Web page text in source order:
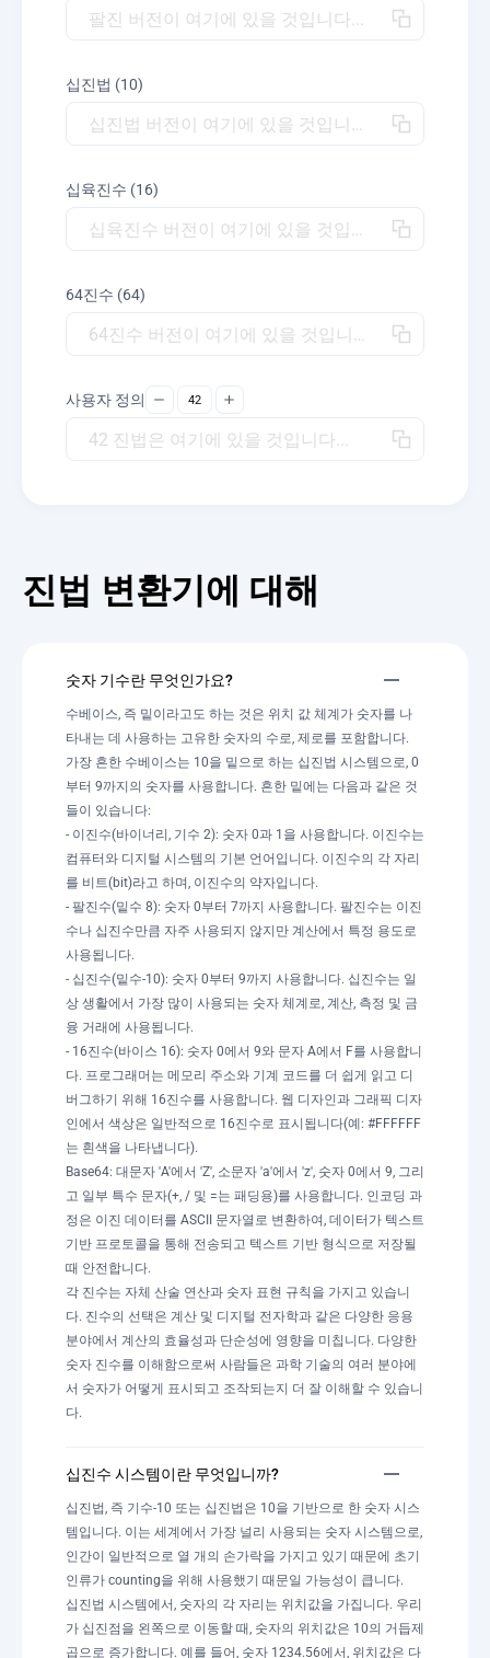
팔진 버전이 여기에 있을 것입니다...
십진법 (10)
십진법 버전이 여기에 있을 것입니다...
십육진수 (16)
십육진수 버전이 여기에 있을 것입니다...
64진수 (64)
64진수 버전이 여기에 있을 것입니다...
사용자 정의
42 진법은 여기에 있을 것입니다...
진법 변환기에 대해
숫자 기수란 무엇인가요?
수베이스, 즉 밑이라고도 하는 것은 위치 값 체계가 숫자를 나
타내는 데 사용하는 고유한 숫자의 수로, 제로를 포함합니다.
가장 흔한 수베이스는 10을 밑으로 하는 십진법 시스템으로, 0
부터 9까지의 숫자를 사용합니다. 흔한 밑에는 다음과 같은 것
들이 있습니다:
- 이진수(바이너리, 기수 2): 숫자 0과 1을 사용합니다. 이진수는
컴퓨터와 디지털 시스템의 기본 언어입니다. 이진수의 각 자리
를 비트(bit)라고 하며, 이진수의 약자입니다.
- 팔진수(밑수 8): 숫자 0부터 7까지 사용합니다. 팔진수는 이진
수나 십진수만큼 자주 사용되지 않지만 계산에서 특정 용도로
사용됩니다.
- 십진수(밑수-10): 숫자 0부터 9까지 사용합니다. 십진수는 일
상 생활에서 가장 많이 사용되는 숫자 체계로, 계산, 측정 및 금
융 거래에 사용됩니다.
- 16진수(바이스 16): 숫자 0에서 9와 문자 A에서 F를 사용합니
다. 프로그래머는 메모리 주소와 기계 코드를 더 쉽게 읽고 디
버그하기 위해 16진수를 사용합니다. 웹 디자인과 그래픽 디자
인에서 색상은 일반적으로 16진수로 표시됩니다(예: #FFFFFF
는 흰색을 나타냅니다).
Base64: 대문자 'A'에서 'Z', 소문자 'a'에서 'z', 숫자 0에서 9, 그리
고 일부 특수 문자(+, / 및 =는 패딩용)를 사용합니다. 인코딩 과
정은 이진 데이터를 ASCII 문자열로 변환하여, 데이터가 텍스트
기반 프로토콜을 통해 전송되고 텍스트 기반 형식으로 저장될
때 안전합니다.
각 진수는 자체 산술 연산과 숫자 표현 규칙을 가지고 있습니
다. 진수의 선택은 계산 및 디지털 전자학과 같은 다양한 응용
분야에서 계산의 효율성과 단순성에 영향을 미칩니다. 다양한
숫자 진수를 이해함으로써 사람들은 과학 기술의 여러 분야에
서 숫자가 어떻게 표시되고 조작되는지 더 잘 이해할 수 있습니
다.
십진수 시스템이란 무엇입니까?
십진법, 즉 기수-10 또는 십진법은 10을 기반으로 한 숫자 시스
템입니다. 이는 세계에서 가장 널리 사용되는 숫자 시스템으로,
인간이 일반적으로 열 개의 손가락을 가지고 있기 때문에 초기
인류가 counting을 위해 사용했기 때문일 가능성이 큽니다.
십진법 시스템에서, 숫자의 각 자리는 위치값을 가집니다. 우리
가 십진점을 왼쪽으로 이동할 때, 숫자의 위치값은 10의 거듭제
곱으로 증가합니다. 예를 들어, 숫자 1234.56에서, 위치값은 다